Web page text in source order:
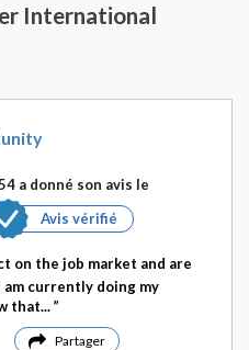
International
a donné son avis le
Avis vérifié
on the job market and are
am currently doing my
that...
Partager